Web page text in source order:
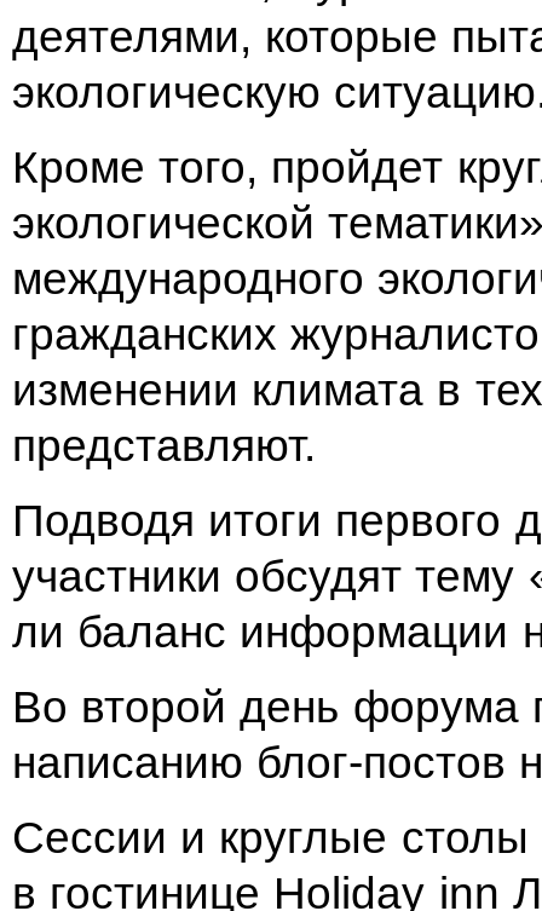
деятелями, которые
экологическую
Кроме того, пройдет
экологической
международного
гражданских
изменении климата в
представляют.
Подводя итоги первого
участники обсудят
ли баланс информации
Во второй день форума
написанию блог-постов
Сессии и круглые
в гостинице Holiday inn